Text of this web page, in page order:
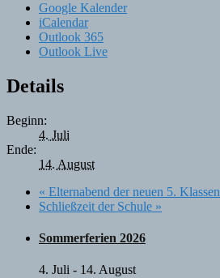
Google Kalender
iCalendar
Outlook 365
Outlook Live
Details
Beginn:
4. Juli
Ende:
14. August
« Elternabend der neuen 5. Klassen
Schließzeit der Schule »
Sommerferien 2026
4. Juli - 14. August